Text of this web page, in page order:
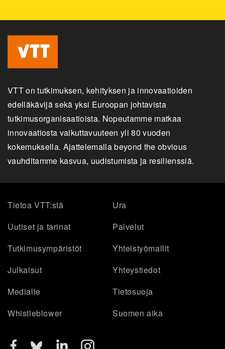
VTT on tutkimuksen, kehityksen ja innovaatioiden
edelläkävijä sekä yksi Euroopan johtavista
tutkimusorganisaatioista. Nopeutamme matkaa
innovaatiosta vaikuttavuuteen yli 80 vuoden
kokemuksella. Ajattelemalla beyond the obvious
vauhditamme kasvua, uudistumista ja resilienssiä.
Tietoa VTT:stä
Ura
Uutiset ja tarinat
Palvelut
Tutkimusympäristöt
Yhteistyömallit
Julkaisut
Yhteystiedot
Medialle
Tietosuoja
Whistleblower
Suomen aika